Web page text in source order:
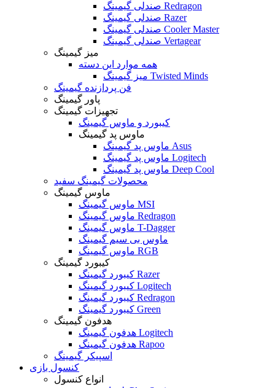
صندلی گیمینگ Redragon
صندلی گیمینگ Razer
صندلی گیمینگ Cooler Master
صندلی گیمینگ Vertagear
میز گیمینگ
همه موارد این دسته
میز گیمینگ Twisted Minds
فن پردازنده گیمینگ
پاور گیمینگ
تجهیزات گیمینگ
کیبورد و ماوس گیمینگ
ماوس پد گیمینگ
ماوس پد گیمینگ Asus
ماوس پد گیمینگ Logitech
ماوس پد گیمینگ Deep Cool
محصولات گیمینگ سفید
ماوس گیمینگ
ماوس گیمینگ MSI
ماوس گیمینگ Redragon
ماوس گیمینگ T-Dagger
ماوس بی سیم گیمینگ
ماوس گیمینگ RGB
کیبورد گیمینگ
کیبورد گیمینگ Razer
کیبورد گیمینگ Logitech
کیبورد گیمینگ Redragon
کیبورد گیمینگ Green
هدفون گیمینگ
هدفون گیمینگ Logitech
هدفون گیمینگ Rapoo
اسپیکر گیمینگ
کنسول بازی
انواع کنسول